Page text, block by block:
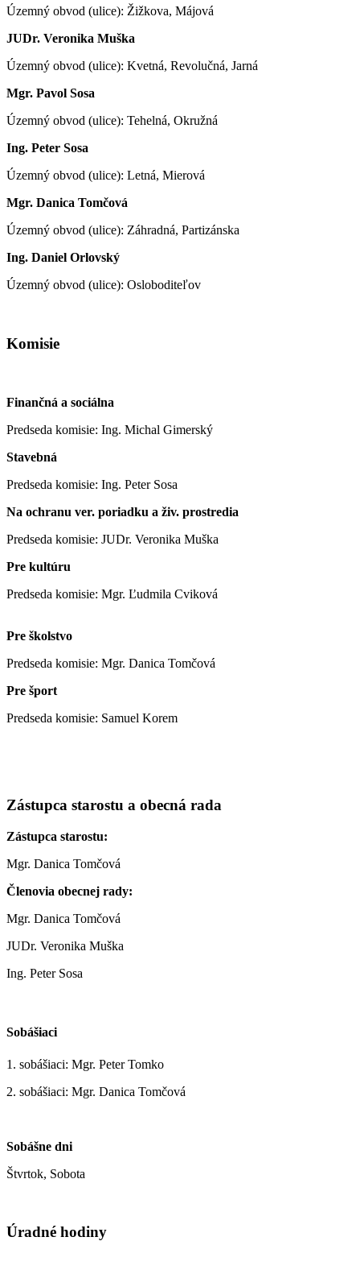
Územný obvod (ulice): Žižkova, Májová
JUDr. Veronika Muška
Územný obvod (ulice): Kvetná, Revolučná, Jarná
Mgr. Pavol Sosa
Územný obvod (ulice): Tehelná, Okružná
Ing. Peter Sosa
Územný obvod (ulice): Letná, Mierová
Mgr. Danica Tomčová
Územný obvod (ulice): Záhradná, Partizánska
Ing. Daniel Orlovský
Územný obvod (ulice): Osloboditeľov
Komisie
Finančná a sociálna
Predseda komisie: Ing. Michal Gimerský
Stavebná
Predseda komisie: Ing. Peter Sosa
Na ochranu ver. poriadku a živ. prostredia
Predseda komisie: JUDr. Veronika Muška
Pre kultúru
Predseda komisie: Mgr. Ľudmila Cviková
Pre školstvo
Predseda komisie: Mgr. Danica Tomčová
Pre šport
Predseda komisie: Samuel Korem
Zástupca starostu a obecná rada
Zástupca starostu:
Mgr. Danica Tomčová
Členovia obecnej rady:
Mgr. Danica Tomčová
JUDr. Veronika Muška
Ing. Peter Sosa
Sobášiaci
1. sobášiaci: Mgr. Peter Tomko
2. sobášiaci: Mgr. Danica Tomčová
Sobášne dni
Štvrtok, Sobota
Úradné hodiny